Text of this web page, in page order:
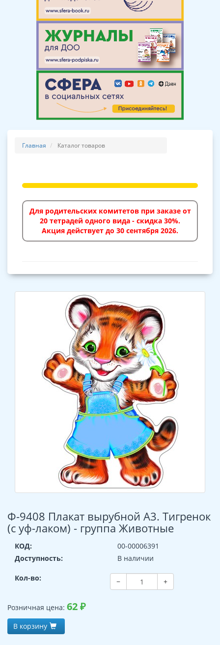
Главная Каталог товаров
Для родительских комитетов при заказе от
20 тетрадей одного вида - скидка 30%.
Акция действует до 30 сентября 2026.
Ф-9408 Плакат вырубной А3. Тигренок
(с уф-лаком) - группа Животные
КОД:
00-00006391
Доступность:
В наличии
Кол-во: − +
Розничная цена: 62₽
В корзину